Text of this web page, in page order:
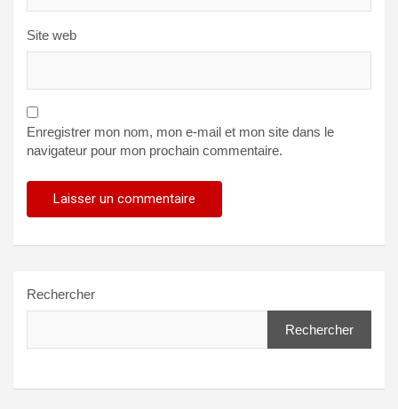
Site web
Enregistrer mon nom, mon e-mail et mon site dans le
navigateur pour mon prochain commentaire.
Rechercher
Rechercher